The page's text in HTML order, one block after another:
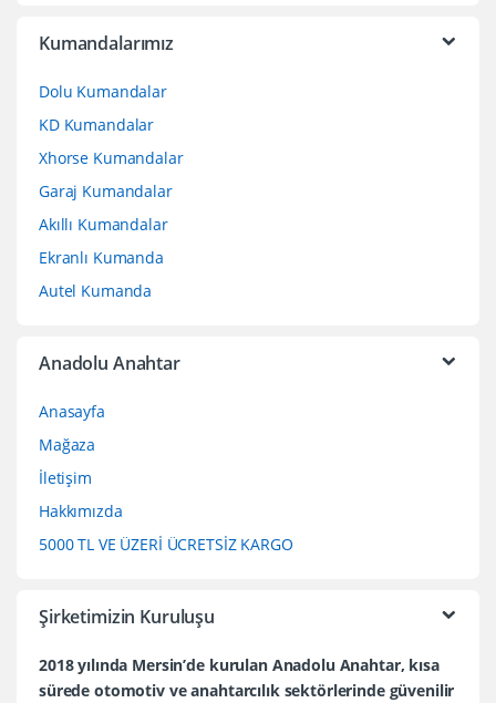
Kumandalarımız
Dolu Kumandalar
KD Kumandalar
Xhorse Kumandalar
Garaj Kumandalar
Akıllı Kumandalar
Ekranlı Kumanda
Autel Kumanda
Anadolu Anahtar
Anasayfa
Mağaza
İletişim
Hakkımızda
5000 TL VE ÜZERİ ÜCRETSİZ KARGO
Şirketimizin Kuruluşu
2018 yılında Mersin’de kurulan Anadolu Anahtar, kısa
sürede otomotiv ve anahtarcılık sektörlerinde güvenilir